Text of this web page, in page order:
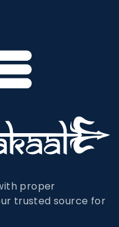
proper
trusted source for